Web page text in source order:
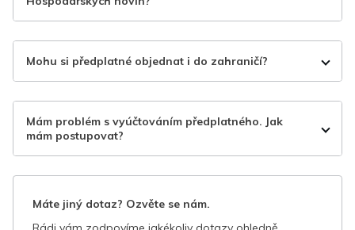
Mohu si předplatné objednat i do zahraničí?
Mám problém s vyúčtováním předplatného. Jak
mám postupovat?
Máte jiný dotaz? Ozvěte se nám.